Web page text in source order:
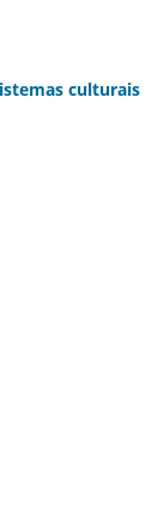
culturais